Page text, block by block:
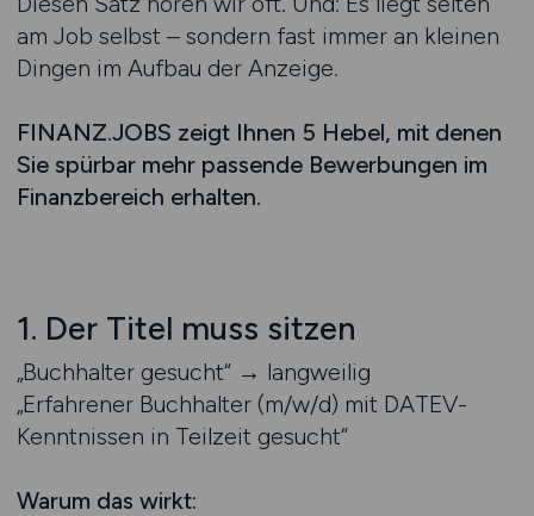
am Job selbst – sondern fast immer an kleinen
Dingen im Aufbau der Anzeige.
FINANZ.JOBS zeigt Ihnen 5 Hebel, mit denen
Sie spürbar mehr passende Bewerbungen im
Finanzbereich erhalten.
1. Der Titel muss sitzen
„Buchhalter gesucht“ → langweilig
„Erfahrener Buchhalter (m/w/d) mit DATEV-
Kenntnissen in Teilzeit gesucht“
Warum das wirkt: